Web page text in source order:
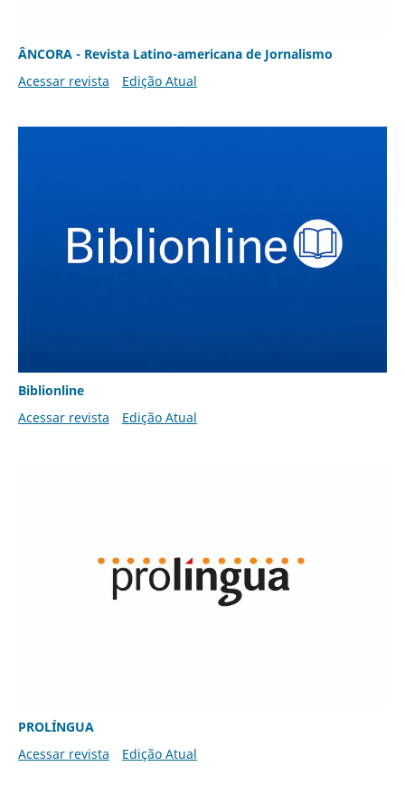
ÂNCORA - Revista Latino-americana de Jornalismo
Acessar revista
Edição Atual
Biblionline
Acessar revista
Edição Atual
PROLÍNGUA
Acessar revista
Edição Atual